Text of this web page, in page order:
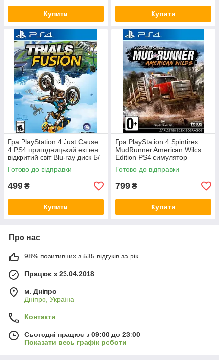
Купити Купити
Гра PlayStation 4 Just Cause
4 PS4 пригодницький екшен
відкритий світ Blu-ray диск Б/
В ліцензія
Готово до відправки
499 ₴
Купити
Гра PlayStation 4 Spintires
MudRunner American Wilds
Edition PS4 симулятор
бездоріжжя Blu-ray диск
ліцензія Б/В
Готово до відправки
799 ₴
Купити
Про нас
98% позитивних з 535 відгуків за рік
Працює з 23.04.2018
м. Дніпро
Дніпро, Україна
Контакти
Сьогодні працює з 09:00 до 23:00
Показати весь графік роботи